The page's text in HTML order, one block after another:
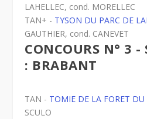
LAHELLEC, cond. MORELLEC
TAN+ - TYSON DU PARC DE
GAUTHIER, cond. CANEVET
CONCOURS N° 3 -
: BRABANT
TAN - TOMIE DE LA FORET DU
SCULO